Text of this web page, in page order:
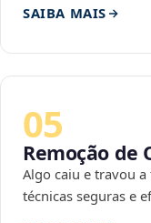
SAIBA MAIS
05
Remoção de
Algo caiu e travou
técnicas seguras e